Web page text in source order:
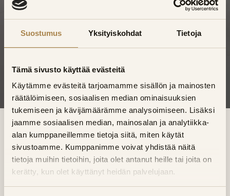
Suostumus Yksityiskohdat Tietoja
Tämä sivusto käyttää evästeitä
Käytämme evästeitä tarjoamamme sisällön ja mainosten
räätälöimiseen, sosiaalisen median ominaisuuksien
tukemiseen ja kävijämäärämme analysoimiseen. Lisäksi
jaamme sosiaalisen median, mainosalan ja analytiikka-
alan kumppaneillemme tietoja siitä, miten käytät
sivustoamme. Kumppanimme voivat yhdistää näitä
tietoja muihin tietoihin, joita olet antanut heille tai joita on
kerätty, kun olet käyttänyt heidän palvelujaan.
Varaa maksuton kartoituskäynti
GALLERIA
Kylpyhuoneinspiraatiota